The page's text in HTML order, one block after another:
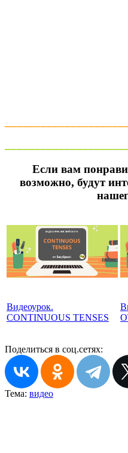
Если вам
возможно, будут
Видеоурок.
CONTINUOUS TENSES
Поделиться в соц.сетях:
Тема: видео